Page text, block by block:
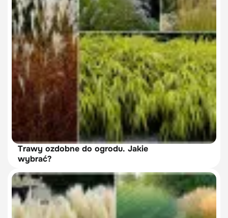
Trawy ozdobne do ogrodu. Jakie
wybrać?